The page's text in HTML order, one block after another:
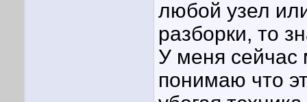
любой узел
разборки, то
У меня сейчас
понимаю что